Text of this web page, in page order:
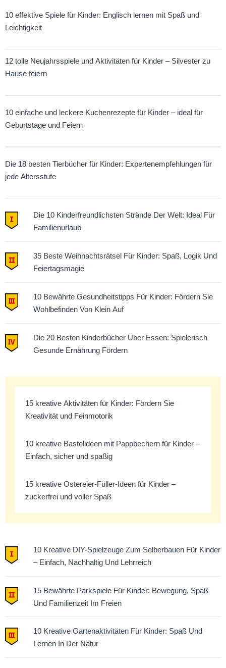
10 effektive Spiele für Kinder: Englisch lernen mit Spaß und
Leichtigkeit
12 tolle Neujahrsspiele und Aktivitäten für Kinder – Silvester zu
Hause feiern
10 einfache und leckere Kuchenrezepte für Kinder – ideal für
Geburtstage und Feiern
Die 18 besten Tierbücher für Kinder: Expertenempfehlungen für
jede Altersstufe
Die 10 Kinderfreundlichsten Strände Der Welt: Ideal Für
Familienurlaub
35 Beste Weihnachtsrätsel Für Kinder: Spaß, Logik Und
Feiertagsmagie
10 Bewährte Gesundheitstipps Für Kinder: Fördern Sie
Wohlbefinden Von Klein Auf
Die 20 Besten Kinderbücher Über Essen: Spielerisch
Gesunde Ernährung Fördern
15 kreative Aktivitäten für Kinder: Fördern Sie
Kreativität und Feinmotorik
10 kreative Bastelideen mit Pappbechern für Kinder –
Einfach, sicher und spaßig
15 kreative Ostereier-Füller-Ideen für Kinder –
zuckerfrei und voller Spaß
10 Kreative DIY-Spielzeuge Zum Selberbauen Für Kinder
– Einfach, Nachhaltig Und Lehrreich
15 Bewährte Parkspiele Für Kinder: Bewegung, Spaß
Und Familienzeit Im Freien
10 Kreative Gartenaktivitäten Für Kinder: Spaß Und
Lernen In Der Natur